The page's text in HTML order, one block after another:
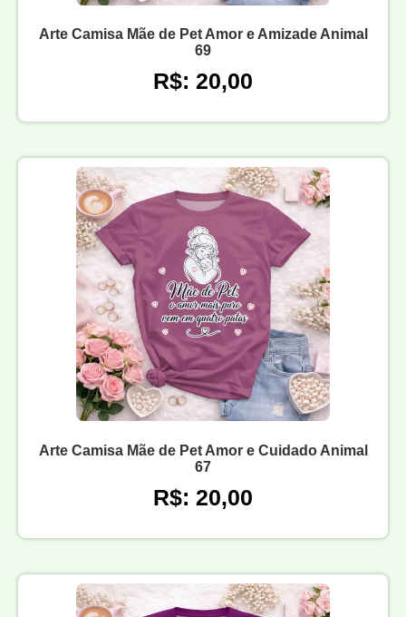
Arte Camisa Mãe de Pet Amor e Amizade Animal
69
R$: 20,00
Arte Camisa Mãe de Pet Amor e Cuidado Animal
67
R$: 20,00